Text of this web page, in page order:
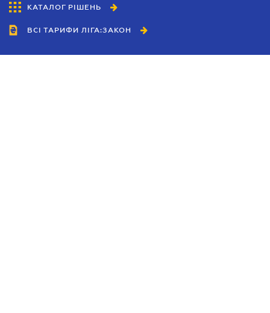
КАТАЛОГ РІШЕНЬ
ВСІ ТАРИФИ ЛІГА:ЗАКОН